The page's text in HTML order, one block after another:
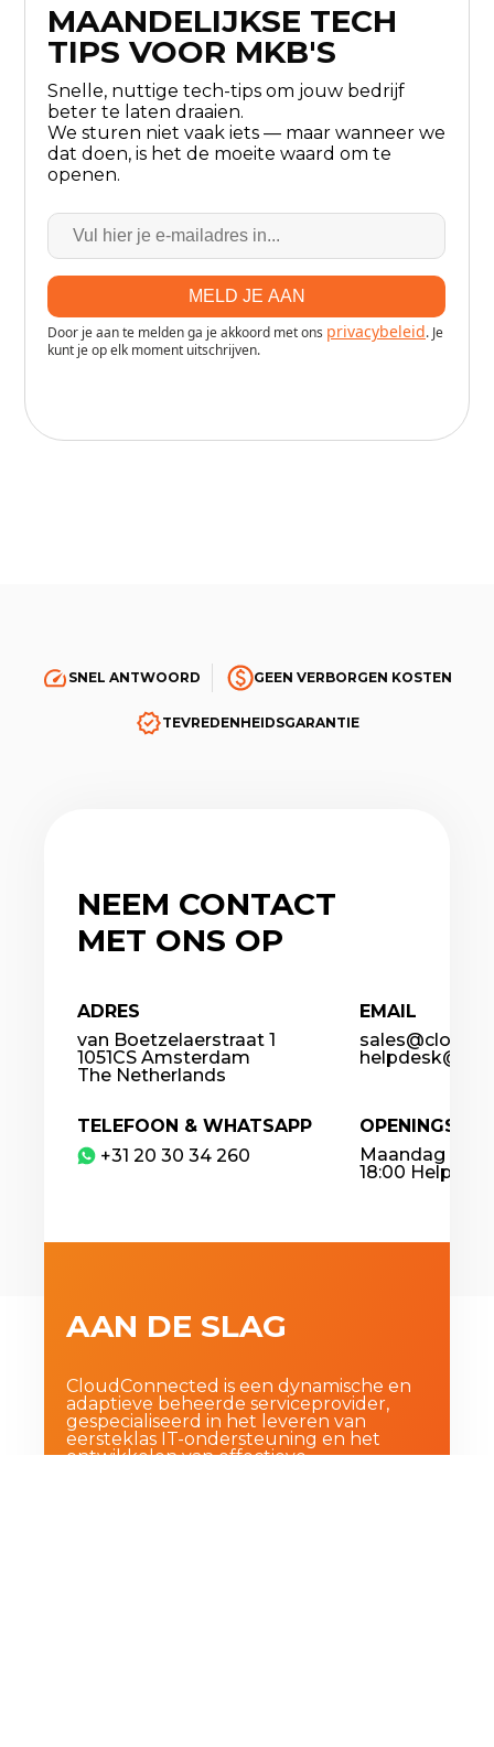
MAANDELIJKSE TECH
TIPS VOOR MKB'S
Snelle, nuttige tech-tips om jouw bedrijf
beter te laten draaien.
We sturen niet vaak iets — maar wanneer we
dat doen, is het de moeite waard om te
openen.
SNEL ANTWOORD GEEN VERBORGEN KOSTEN
TEVREDENHEIDSGARANTIE
NEEM CONTACT
MET ONS OP
ADRES
van Boetzelaerstraat 1
1051CS Amsterdam
The Netherlands
EMAIL
TELEFOON & WHATSAPP
​+31 20 30 34 260
Maandag –
18:00
AAN DE SLAG
CloudConnected is een dynamische en
adaptieve beheerde serviceprovider,
gespecialiseerd in het leveren van
eersteklas IT-ondersteuning en het
ontwikkelen van effectieve